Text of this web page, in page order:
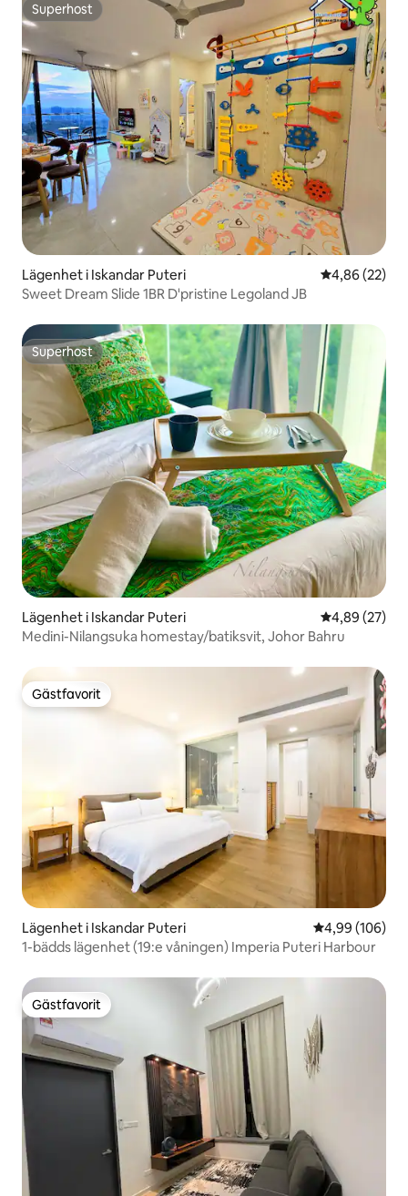
Superhost
Superhost
Lägenhet i Iskandar Puteri 4,86 av 5 i
4,86 (22)
Sweet Dream Slide 1BR D'pristine Legoland JB
Superhost
Superhost
Lägenhet i Iskandar Puteri 4,89 av 5 i
4,89 (27)
Medini-Nilangsuka homestay/batiksvit, Johor Bahru
Gästfavorit
Gästfavorit
Lägenhet i Iskandar Puteri 4,99 av 5 i
4,99 (106)
1-bädds lägenhet (19:e våningen) Imperia Puteri Harbour
Gästfavorit
Gästfavorit